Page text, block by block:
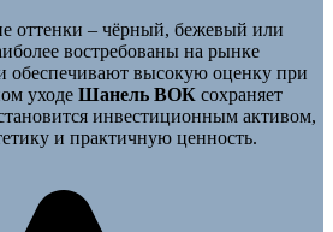
оттенки – чёрный, бежевый или
востребованы на рынке
обеспечивают высокую оценку при
уходе Шанель ВОК сохраняет
инвестиционным активом,
и практичную ценность.